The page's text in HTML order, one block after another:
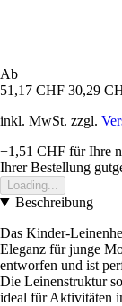
Ab
51,17 CHF 30,29
inkl. MwSt. zzgl.
+1,51 CHF für Ihre
Ihrer Bestellung
Loading...
Beschreibung
Das Kinder-
Eleganz für junge
entworfen und ist
Die Leinenstruktur
ideal für Aktivitäten